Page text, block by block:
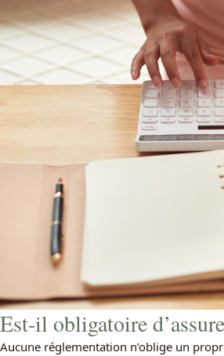
Est-il obligatoire
Aucune réglementation n’oblige un